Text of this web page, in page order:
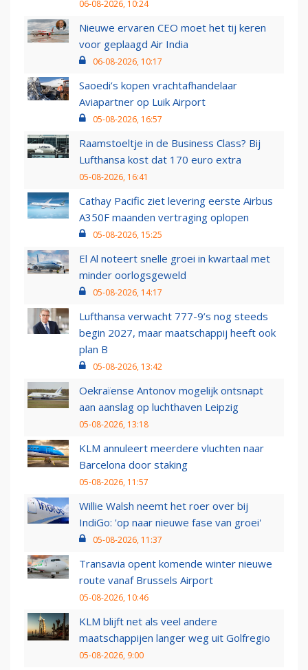
06-08-2026, 10:24
Nieuwe ervaren CEO moet het tij keren
voor geplaagd Air India
06-08-2026, 10:17
Saoedi’s kopen vrachtafhandelaar
Aviapartner op Luik Airport
05-08-2026, 16:57
Raamstoeltje in de Business Class? Bij
Lufthansa kost dat 170 euro extra
05-08-2026, 16:41
Cathay Pacific ziet levering eerste Airbus
A350F maanden vertraging oplopen
05-08-2026, 15:25
El Al noteert snelle groei in kwartaal met
minder oorlogsgeweld
05-08-2026, 14:17
Lufthansa verwacht 777-9’s nog steeds
begin 2027, maar maatschappij heeft ook
plan B
05-08-2026, 13:42
Oekraïense Antonov mogelijk ontsnapt
aan aanslag op luchthaven Leipzig
05-08-2026, 13:18
KLM annuleert meerdere vluchten naar
Barcelona door staking
05-08-2026, 11:57
Willie Walsh neemt het roer over bij
IndiGo: 'op naar nieuwe fase van groei'
05-08-2026, 11:37
Transavia opent komende winter nieuwe
route vanaf Brussels Airport
05-08-2026, 10:46
KLM blijft net als veel andere
maatschappijen langer weg uit Golfregio
05-08-2026, 9:00